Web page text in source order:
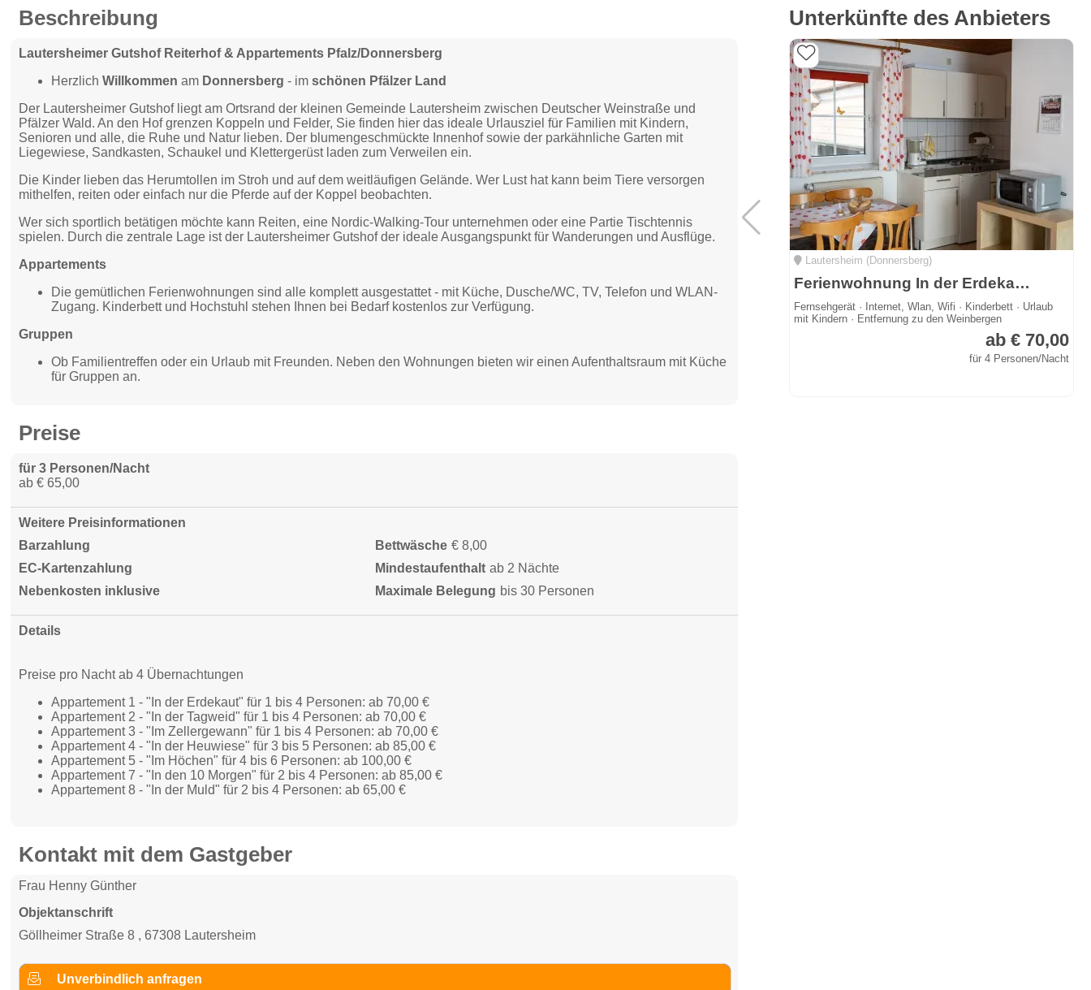
Beschreibung
Lautersheimer Gutshof Reiterhof & Appartements Pfalz/Donnersberg
HerzlichWillkommen am Donnersberg - im schönen Pfälzer Land
Der Lautersheimer Gutshof liegt am Ortsrand der kleinen Gemeinde Lautersheim zwischen Deutscher Weinstraße und
Pfälzer Wald. An den Hof grenzen Koppeln und Felder, Sie finden hier das ideale Urlausziel für Familien mit Kindern,
Senioren und alle, die Ruhe und Natur lieben. Der blumengeschmückte Innenhof sowie der parkähnliche Garten mit
Liegewiese, Sandkasten, Schaukel und Klettergerüst laden zum Verweilen ein.
Die Kinder lieben das Herumtollen im Stroh und auf dem weitläufigen Gelände. Wer Lust hat kann beim Tiere versorgen
mithelfen, reiten oder einfach nur die Pferde auf der Koppel beobachten.
Wer sich sportlich betätigen möchte kann Reiten, eine Nordic-Walking-Tour unternehmen oder eine Partie Tischtennis
spielen. Durch die zentrale Lage ist der Lautersheimer Gutshof der ideale Ausgangspunkt für Wanderungen und Ausflüge.
Appartements
Die gemütlichen Ferienwohnungen sind alle komplett ausgestattet - mit Küche, Dusche/WC, TV, Telefon und WLAN-
Zugang. Kinderbett und Hochstuhl stehen Ihnen bei Bedarf kostenlos zur Verfügung.
Gruppen
Ob Familientreffen oder ein Urlaub mit Freunden. Neben den Wohnungen bieten wir einen Aufenthaltsraum mit Küche
für Gruppen an.
Preise
für 3 Personen/Nacht
ab € 65,00
Weitere Preisinformationen
Barzahlung
Bettwäsche € 8,00
EC-Kartenzahlung
Mindestaufenthalt ab 2 Nächte
Nebenkosten inklusive
Maximale Belegung bis 30 Personen
Details
Preise pro Nacht ab 4 Übernachtungen
Appartement 1 - "In der Erdekaut" für 1 bis 4 Personen: ab 70,00 €
Appartement 2 - "In der Tagweid" für 1 bis 4 Personen: ab 70,00 €
Appartement 3 - "Im Zellergewann" für 1 bis 4 Personen: ab 70,00 €
Appartement 4 - "In der Heuwiese" für 3 bis 5 Personen: ab 85,00 €
Appartement 5 - "Im Höchen" für 4 bis 6 Personen: ab 100,00 €
Appartement 7 - "In den 10 Morgen" für 2 bis 4 Personen: ab 85,00 €
Appartement 8 - "In der Muld" für 2 bis 4 Personen: ab 65,00 €
Kontakt mit dem Gastgeber
Frau Henny Günther
Objektanschrift
Göllheimer Straße 8 , 67308 Lautersheim
Unverbindlich anfragen
Unterkünfte des Anbieters
Lautersheim (Donnersberg)
Ferienwohnung In der Erdekaut im Lautersheimer Gutshof
Fernsehgerät · Internet, Wlan, Wifi · Kinderbett · Urlaub
mit Kindern · Entfernung zu den Weinbergen
ab € 70,00
für 4 Personen/Nacht